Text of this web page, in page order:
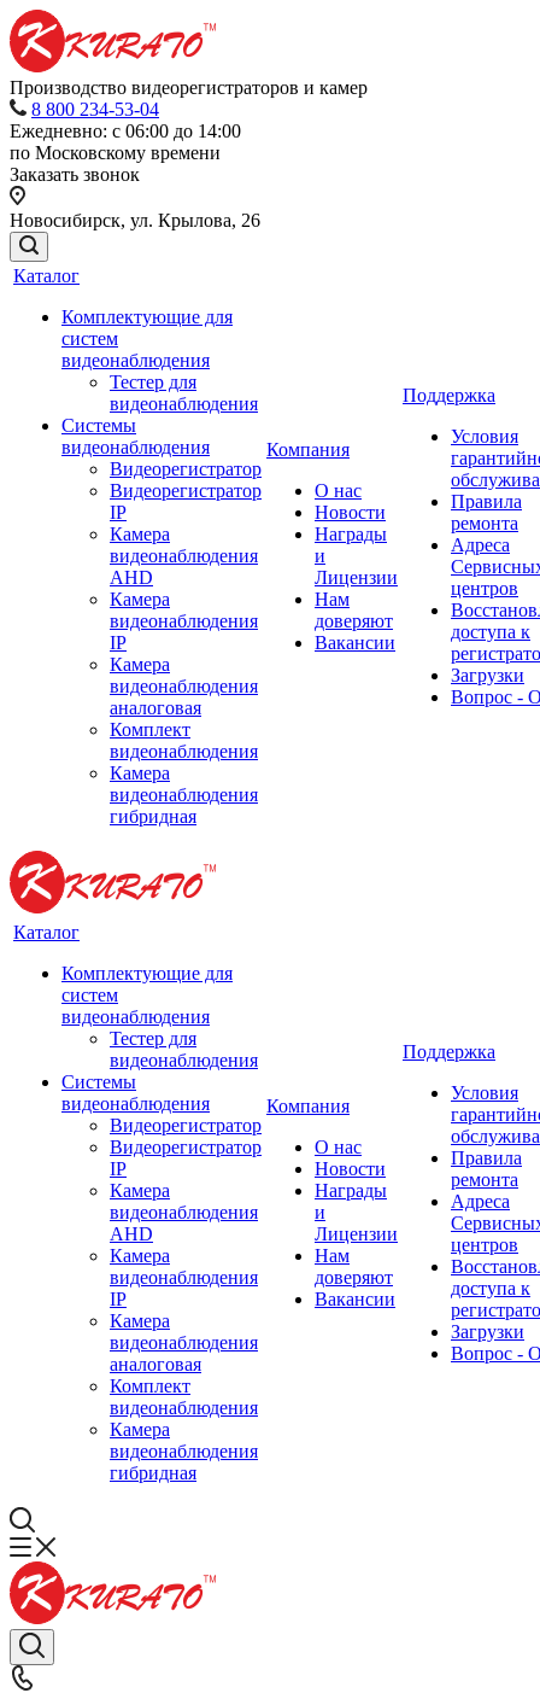
Производство видеорегистраторов и камер
8 800 234-53-04
Ежедневно: с 06:00 до 14:00
по Московскому времени
Заказать звонок
Новосибирск, ул. Крылова, 26
Каталог
Комплектующие для
систем
видеонаблюдения
Тестер для
видеонаблюдения
Системы
видеонаблюдения
Видеорегистратор
Видеорегистратор
IP
Камера
видеонаблюдения
AHD
Камера
видеонаблюдения
IP
Камера
видеонаблюдения
аналоговая
Комплект
видеонаблюдения
Камера
видеонаблюдения
гибридная
Компания
О нас
Новости
Награды
и
Лицензии
Нам
доверяют
Вакансии
Поддержка
Условия
Правила
ремонта
Адреса
центров
доступа к
Загрузки
Вопрос -
Каталог
Комплектующие для
систем
видеонаблюдения
Тестер для
видеонаблюдения
Системы
видеонаблюдения
Видеорегистратор
Видеорегистратор
IP
Камера
видеонаблюдения
AHD
Камера
видеонаблюдения
IP
Камера
видеонаблюдения
аналоговая
Комплект
видеонаблюдения
Камера
видеонаблюдения
гибридная
Компания
О нас
Новости
Награды
и
Лицензии
Нам
доверяют
Вакансии
Поддержка
Условия
Правила
ремонта
Адреса
центров
доступа к
Загрузки
Вопрос -